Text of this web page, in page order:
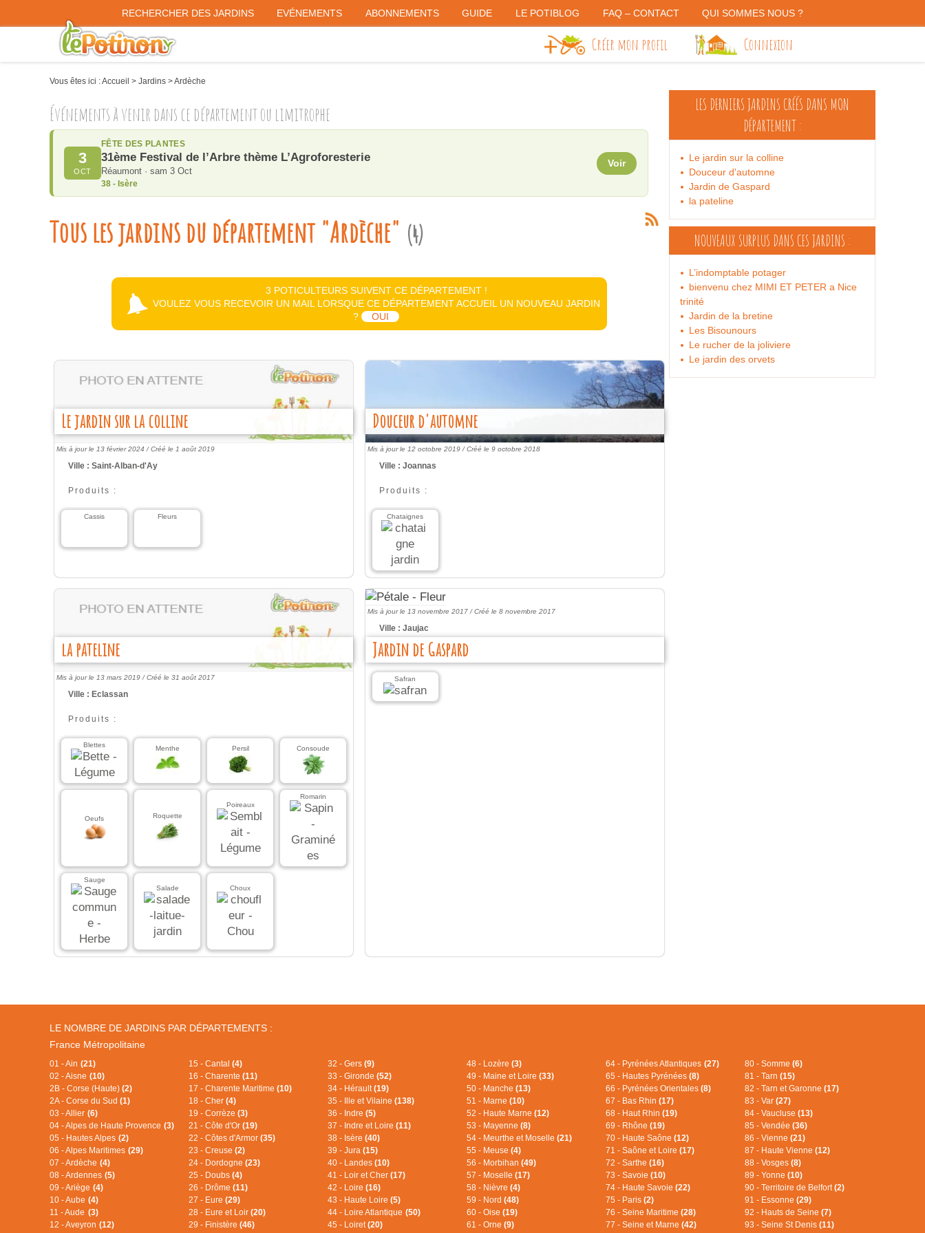
RECHERCHER DES JARDINS EVÉNEMENTS ABONNEMENTS GUIDE LE POTIBLOG FAQ – CONTACT QUI SOMMES NOUS ?
Créer mon profil Connexion
Vous êtes ici :Accueil > Jardins >Ardèche
Événements à venir dans ce département ou limitrophe
3
OCT
FÊTE DES PLANTES
31ème Festival de l’Arbre thème L’Agroforesterie
Réaumont · sam 3 Oct
38 - Isère
Voir
Tous les jardins du département "Ardèche" (4)
3 POTICULTEURS SUIVENT CE DÉPARTEMENT !
VOULEZ VOUS RECEVOIR UN MAIL LORSQUE CE DÉPARTEMENT ACCUEIL UN NOUVEAU JARDIN
?
OUI
Le jardin sur la colline
Mis à jour le 13 février 2024 /Créé le 1 août 2019
Ville : Saint-Alban-d'Ay
Produits :
Cassis Fleurs
Douceur d'automne
Mis à jour le 12 octobre 2019 /Créé le 9 octobre 2018
Ville : Joannas
Produits :
Chataignes
la pateline
Mis à jour le 13 mars 2019 /Créé le 31 août 2017
Ville : Eclassan
Produits :
Blettes Menthe Persil Consoude
Oeufs Roquette
Poireaux
Romarin
Sauge
Salade
Choux
Jardin de Gaspard
Mis à jour le 13 novembre 2017 /Créé le 8 novembre 2017
Ville : Jaujac
Produits :
Safran
LES DERNIERS JARDINS CRÉÉS DANS MON
DÉPARTEMENT :
Le jardin sur la colline
Douceur d'automne
Jardin de Gaspard
la pateline
NOUVEAUX SURPLUS DANS CES JARDINS :
L’indomptable potager
bienvenu chez MIMI ET PETER a Nice
trinité
Jardin de la bretine
Les Bisounours
Le rucher de la joliviere
Le jardin des orvets
LE NOMBRE DE JARDINS PAR DÉPARTEMENTS :
France Métropolitaine
01 - Ain (21)
02 - Aisne (10)
2B - Corse (Haute) (2)
2A - Corse du Sud (1)
03 - Allier (6)
04 - Alpes de Haute Provence (3)
05 - Hautes Alpes (2)
06 - Alpes Maritimes (29)
07 - Ardèche (4)
08 - Ardennes (5)
09 - Ariège (4)
10 - Aube (4)
11 - Aude (3)
12 - Aveyron (12)
15 - Cantal (4)
16 - Charente (11)
17 - Charente Maritime (10)
18 - Cher (4)
19 - Corrèze (3)
21 - Côte d'Or (19)
22 - Côtes d'Armor (35)
23 - Creuse (2)
24 - Dordogne (23)
25 - Doubs (4)
26 - Drôme (11)
27 - Eure (29)
28 - Eure et Loir (20)
29 - Finistère (46)
32 - Gers (9)
33 - Gironde (52)
34 - Hérault (19)
35 - Ille et Vilaine (138)
36 - Indre (5)
37 - Indre et Loire (11)
38 - Isère (40)
39 - Jura (15)
40 - Landes (10)
41 - Loir et Cher (17)
42 - Loire (16)
43 - Haute Loire (5)
44 - Loire Atlantique (50)
45 - Loiret (20)
48 - Lozère (3)
49 - Maine et Loire (33)
50 - Manche (13)
51 - Marne (10)
52 - Haute Marne (12)
53 - Mayenne (8)
54 - Meurthe et Moselle (21)
55 - Meuse (4)
56 - Morbihan (49)
57 - Moselle (17)
58 - Nièvre (4)
59 - Nord (48)
60 - Oise (19)
61 - Orne (9)
64 - Pyrénées Atlantiques (27)
65 - Hautes Pyrénées (8)
66 - Pyrénées Orientales (8)
67 - Bas Rhin (17)
68 - Haut Rhin (19)
69 - Rhône (19)
70 - Haute Saône (12)
71 - Saône et Loire (17)
72 - Sarthe (16)
73 - Savoie (10)
74 - Haute Savoie (22)
75 - Paris (2)
76 - Seine Maritime (28)
77 - Seine et Marne (42)
80 - Somme (6)
81 - Tarn (15)
82 - Tarn et Garonne (17)
83 - Var (27)
84 - Vaucluse (13)
85 - Vendée (36)
86 - Vienne (21)
87 - Haute Vienne (12)
88 - Vosges (8)
89 - Yonne (10)
90 - Territoire de Belfort (2)
91 - Essonne (29)
92 - Hauts de Seine (7)
93 - Seine St Denis (11)